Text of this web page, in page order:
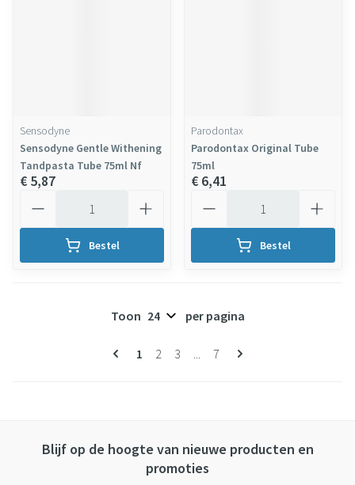
Sensodyne
Sensodyne Gentle Withening
Tandpasta Tube 75ml Nf
€ 5,87
Bestel
Parodontax
Parodontax Original Tube
75ml
€ 6,41
Bestel
Pagina's
U lees momenteel pagina
1 Pagina
2 Pagina
3 ... Pagina
7
Toon per pagina
Blijf op de hoogte van nieuwe producten en
promoties